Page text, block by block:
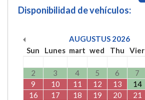
Disponibilidad de vehículos:
AUGUSTUS 2026
Sun
Lunes mart wed Thu Vier
2
3 4 5 6 7
9
10 11 12 13 14
16
17 18 19 20 21